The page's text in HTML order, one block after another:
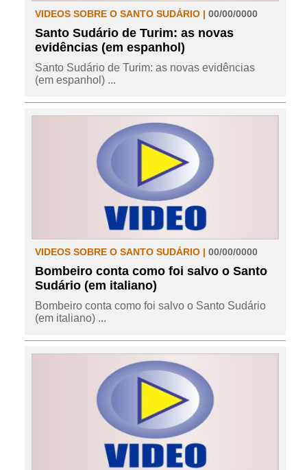
VIDEOS SOBRE O SANTO SUDÁRIO | 00/00/0000
Santo Sudário de Turim: as novas
evidências (em espanhol)
Santo Sudário de Turim: as novas evidências
(em espanhol) ...
VIDEOS SOBRE O SANTO SUDÁRIO | 00/00/0000
Bombeiro conta como foi salvo o Santo
Sudário (em italiano)
Bombeiro conta como foi salvo o Santo Sudário
(em italiano) ...